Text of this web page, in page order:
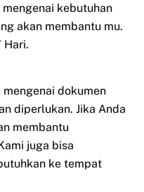
kebutuhan
akan membantu mu.
Hari.
dokumen
diperlukan. Jika Anda
membantu
juga bisa
ke tempat